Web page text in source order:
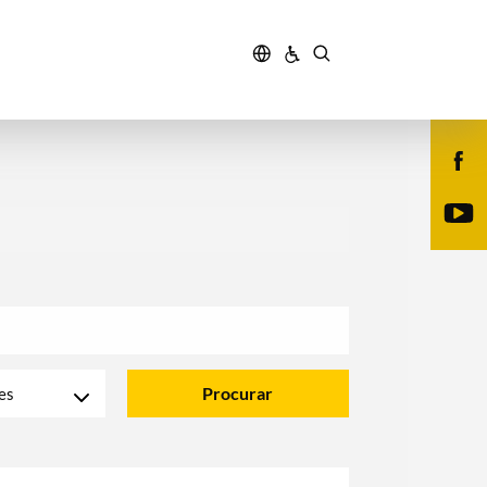
Procurar